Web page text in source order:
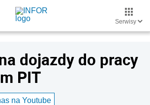
Serwisy
dojazdy do pracy
PIT
na Youtube